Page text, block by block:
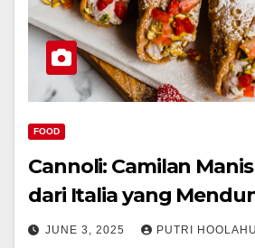
FOOD
Cannoli: Camilan
dari Italia yang
JUNE 3, 2025 PUTRI